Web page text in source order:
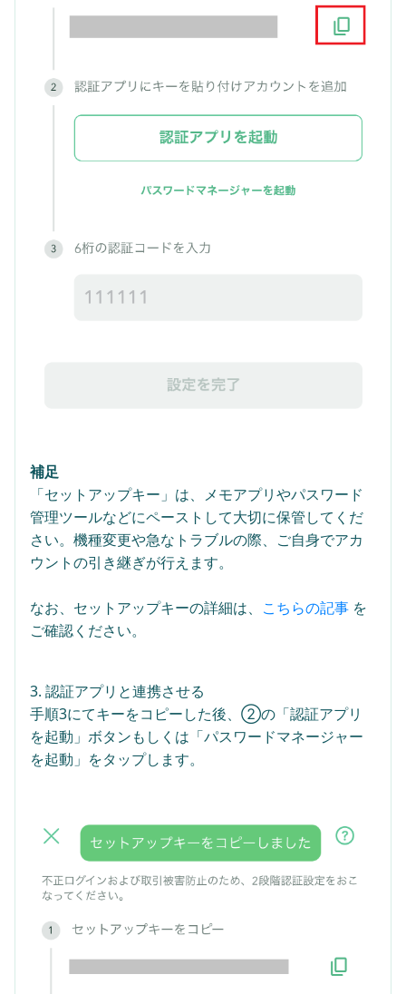
補足
「セットアップキー」は、メモアプリやパスワード
管理ツールなどにペーストして大切に保管してくだ
さい。機種変更や急なトラブルの際、ご自身でアカ
ウントの引き継ぎが行えます。
なお、セットアップキーの詳細は、 こちらの記事 を
ご確認ください。
3. 認証アプリと連携させる
手順3にてキーをコピーした後、②の「認証アプリ
を起動」ボタンもしくは「パスワードマネージャー
を起動」をタップします。